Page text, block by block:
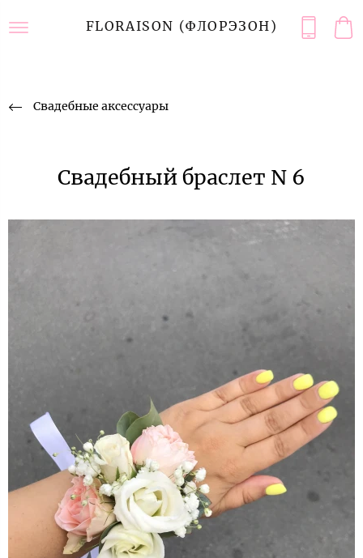
FLORAISON (ФЛОРЭЗОН)
Свадебные аксессуары
Свадебный браслет N 6